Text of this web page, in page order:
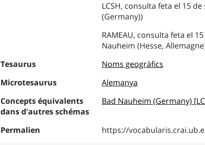
LCSH, consulta feta el 15
(Germany))
RAMEAU, consulta feta el
Nauheim (Hesse,
Tesaurus
Noms geogràfics
Microtesaurus
Alemanya
Concepts équivalents
dans d'autres schémas
Bad Nauheim (Germany)
Permalien https://